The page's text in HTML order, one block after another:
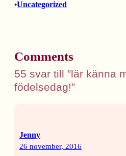
•Uncategorized
Comments
55 svar till ”lär känna
födelsedag!”
Jenny
26 november, 2016